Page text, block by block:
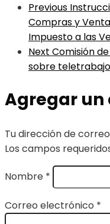
Previous
Compras y
Impuesto a las
Next Comisión
sobre
Agregar
Tu dirección de
Los campos
Nombre *
Correo electrónico *